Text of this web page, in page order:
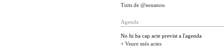
Tuits de @sonanou
Agenda
No hi ha cap acte previst a l'agenda
+ Veure més actes